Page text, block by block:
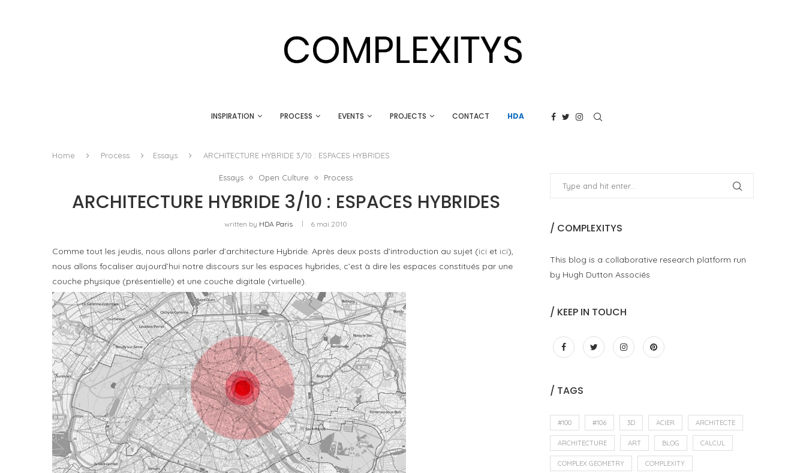
INSPIRATION PROCESS EVENTS PROJECTS CONTACT HDA
Home Process Essays ARCHITECTURE HYBRIDE 3/10 : ESPACES HYBRIDES
Essays Open Culture Process
ARCHITECTURE HYBRIDE 3/10 : ESPACES HYBRIDES
written by HDA Paris 6 mai 2010
Comme tout les jeudis, nous allons parler d’architecture Hybride. Après deux posts d’introduction au sujet (ici et ici),
nous allons focaliser aujourd’hui notre discours sur les espaces hybrides, c’est à dire les espaces constitués par une
couche physique (présentielle) et une couche digitale (virtuelle).
/ COMPLEXITYS
This blog is a collaborative research platform run
by Hugh Dutton Associés
/ KEEP IN TOUCH
/ TAGS
#100 #106 3D ACIER ARCHITECTE
ARCHITECTURE ART BLOG CALCUL
COMPLEX GEOMETRY COMPLEXITY